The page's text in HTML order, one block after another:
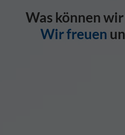
Was können
Wir freuen